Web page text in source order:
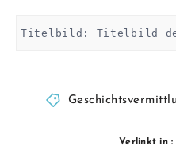
Titelbild: Titelbild
Verlinkt in :